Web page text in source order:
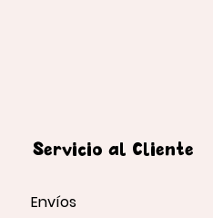
Servicio al Cliente
Envíos